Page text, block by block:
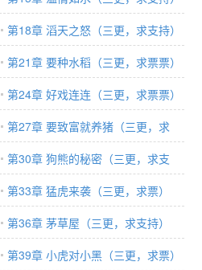
第18章 滔天之怒（三更，求支持）
第21章 要种水稻（三更，求票票）
第24章 好戏连连（三更，求票票）
第27章 要致富就养猪（三更，求
票）
第30章 狗熊的秘密（三更，求支
持）
第33章 猛虎来袭（三更，求票）
第36章 茅草屋（三更，求支持）
第39章 小虎对小黑（三更，求票）